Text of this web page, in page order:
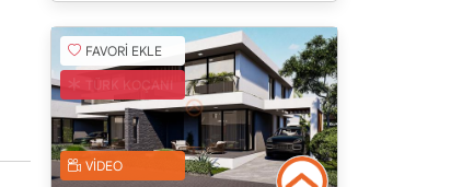
FAVORİ EKLE
TÜRK KOÇANI
VİDEO